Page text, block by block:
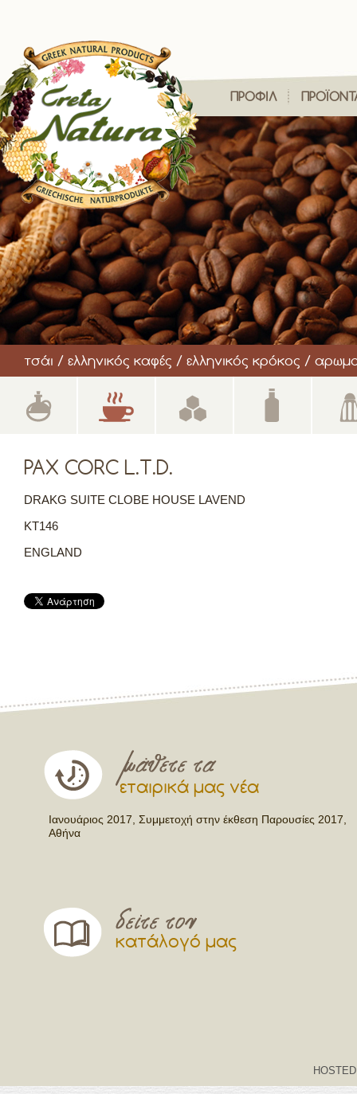
ΠΡΟΦΙΛ
τσάι / ελληνικός καφές / ελληνικός κρόκος /
PAX CORC L.T.D.
DRAKG SUITE CLOBE HOUSE LAVEND
KT146
ENGLAND
εταιρικά μας νέα
Ιανουάριος 2017, Συμμετοχή στην έκθεση Παρουσίες 2017,
Αθήνα
κατάλογό μας